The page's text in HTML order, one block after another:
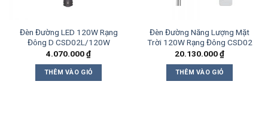
Đèn Đường LED 120W Rạng
Đông D CSD02L/120W
4.070.000₫
THÊM VÀO GIỎ
Đèn Đường Năng Lượng Mặt
Trời 120W Rạng Đông CSD02
20.130.000₫
THÊM VÀO GIỎ